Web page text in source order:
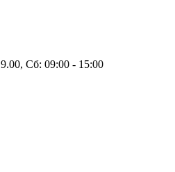
Сб: 09:00 - 15:00